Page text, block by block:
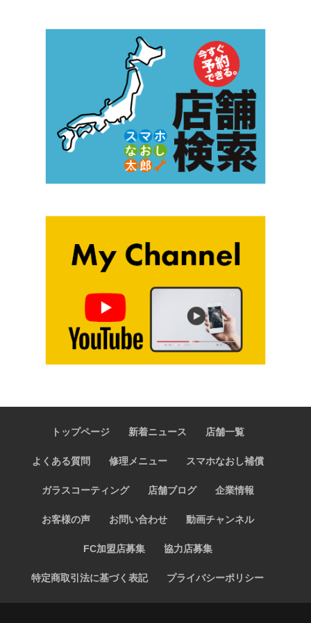
トップページ 新着ニュース 店舗一覧
よくある質問 修理メニュー スマホなおし補償
ガラスコーティング 店舗ブログ 企業情報
お客様の声 お問い合わせ 動画チャンネル
FC加盟店募集 協力店募集
特定商取引法に基づく表記 プライバシーポリシー